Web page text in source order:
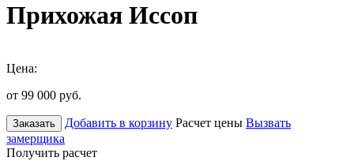
Прихожая Иссоп
Цена:
от 99 000 руб.
Заказать Добавить в корзину Расчет цены Вызвать
замерщика
Получить расчет